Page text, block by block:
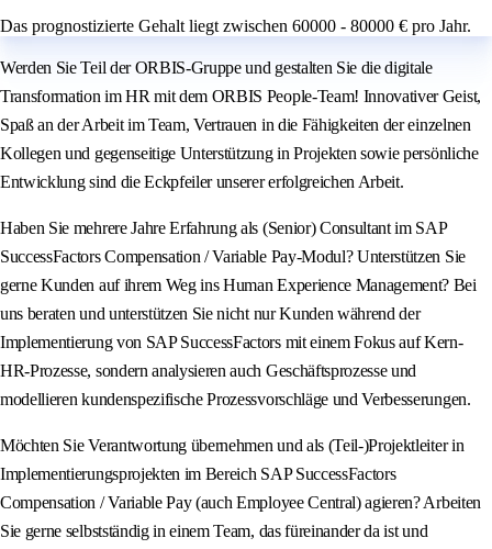
Das prognostizierte Gehalt liegt zwischen 60000 - 80000 € pro Jahr.
Werden Sie Teil der ORBIS-Gruppe und gestalten Sie die digitale
Transformation im HR mit dem ORBIS People-Team! Innovativer Geist,
Spaß an der Arbeit im Team, Vertrauen in die Fähigkeiten der einzelnen
Kollegen und gegenseitige Unterstützung in Projekten sowie persönliche
Entwicklung sind die Eckpfeiler unserer erfolgreichen Arbeit.
Haben Sie mehrere Jahre Erfahrung als (Senior) Consultant im SAP
SuccessFactors Compensation / Variable Pay-Modul? Unterstützen Sie
gerne Kunden auf ihrem Weg ins Human Experience Management? Bei
uns beraten und unterstützen Sie nicht nur Kunden während der
Implementierung von SAP SuccessFactors mit einem Fokus auf Kern-
HR-Prozesse, sondern analysieren auch Geschäftsprozesse und
modellieren kundenspezifische Prozessvorschläge und Verbesserungen.
Möchten Sie Verantwortung übernehmen und als (Teil-)Projektleiter in
Implementierungsprojekten im Bereich SAP SuccessFactors
Compensation / Variable Pay (auch Employee Central) agieren? Arbeiten
Sie gerne selbstständig in einem Team, das füreinander da ist und